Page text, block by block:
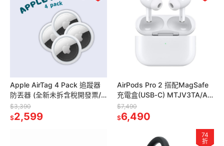
Apple AirTag 4 Pack 追蹤器
防丟器 (全新未拆含稅開發票/
台灣公司貨)
$3,390
$2,599
AirPods Pro 2 搭配MagSafe
充電盒(USB‑C) MTJV3TA/A
全新台灣公司貨/含稅開發票
$7,490
$6,490
74
折